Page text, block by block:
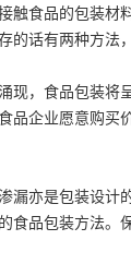
食品的包装材
话有两种方法
现，食品包装
品企业愿意购
漏亦是包装设
食品包装方法